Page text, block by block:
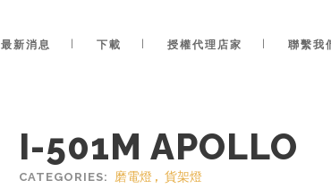
最新消息 下載 授權代理店家 聯繫我
I-501M APOLLO
CATEGORIES: 磨電燈 , 貨架燈